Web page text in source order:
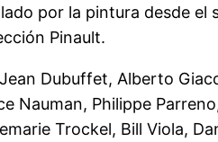
por la pintura desde el
Pinault.
Dubuffet, Alberto
Nauman, Philippe
Trockel, Bill Viola,